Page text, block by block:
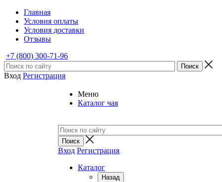
Главная
Условия оплаты
Условия доставки
Отзывы
+7 (800) 300-71-96
Вход Регистрация
Меню
Каталог чая
Вход Регистрация
Каталог
Назад